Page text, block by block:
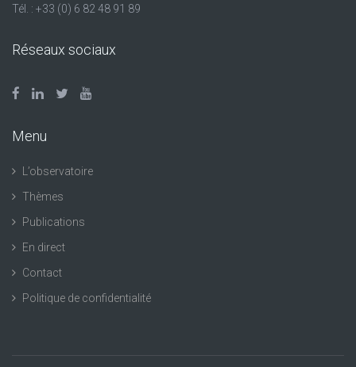
Tél. : +33 (0) 6 82 48 91 89
Réseaux sociaux
Menu
L’observatoire
Thèmes
Publications
En direct
Contact
Politique de confidentialité